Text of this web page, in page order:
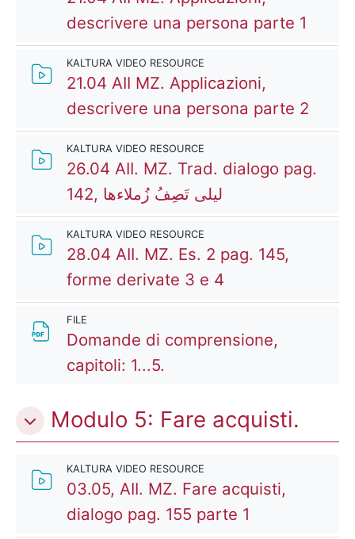
descrivere una persona parte 1
KALTURA VIDEO RESOURCE
21.04 AII MZ. Applicazioni,
descrivere una persona parte 2
KALTURA VIDEO RESOURCE
26.04 AII. MZ. Trad. dialogo pag.
142, ليلى تَصِفُ زُملاءها
KALTURA VIDEO RESOURCE
28.04 AII. MZ. Es. 2 pag. 145,
forme derivate 3 e 4
FILE
Domande di comprensione,
capitoli: 1...5.
Modulo 5: Fare acquisti.
KALTURA VIDEO RESOURCE
03.05, AII. MZ. Fare acquisti,
dialogo pag. 155 parte 1